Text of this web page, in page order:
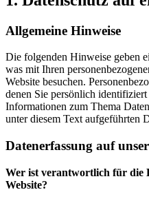
Allgemeine Hinweise
Die folgenden Hinweise geben
was mit Ihren
Website besuchen.
denen Sie persönlich
Informationen zum Thema
unter diesem Text aufgeführten
Datenerfassung auf
Wer ist verantwortlich für die
Website?